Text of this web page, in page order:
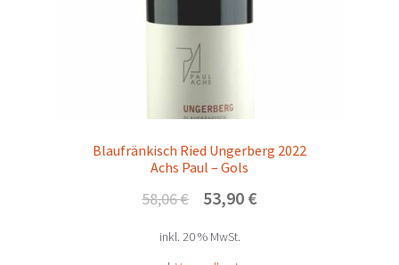
Blaufränkisch Ried Ungerberg 2022
Achs Paul – Gols
58,06€
Ursprünglicher
war:
58,06 €
53,90 €Aktueller
inkl. 20 % MwSt.